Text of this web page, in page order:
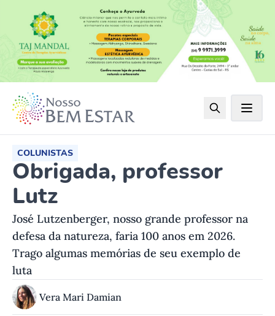
COLUNISTAS
Obrigada, professor
Lutz
José Lutzenberger, nosso grande professor na
defesa da natureza, faria 100 anos em 2026.
Trago algumas memórias de seu exemplo de
luta
Vera Mari Damian